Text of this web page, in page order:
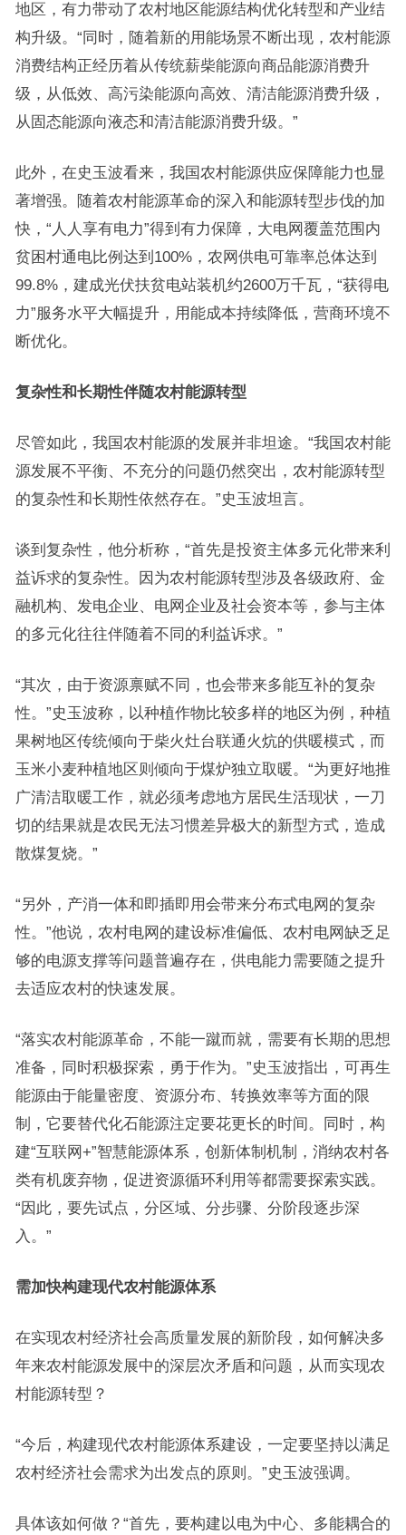
地区，有力带动了农村地区能源结构优化转型和产业结
构升级。“同时，随着新的用能场景不断出现，农村能源
消费结构正经历着从传统薪柴能源向商品能源消费升
级，从低效、高污染能源向高效、清洁能源消费升级，
从固态能源向液态和清洁能源消费升级。”
此外，在史玉波看来，我国农村能源供应保障能力也显
著增强。随着农村能源革命的深入和能源转型步伐的加
快，“人人享有电力”得到有力保障，大电网覆盖范围内
贫困村通电比例达到100%，农网供电可靠率总体达到
99.8%，建成光伏扶贫电站装机约2600万千瓦，“获得电
力”服务水平大幅提升，用能成本持续降低，营商环境不
断优化。
复杂性和长期性伴随农村能源转型
尽管如此，我国农村能源的发展并非坦途。“我国农村能
源发展不平衡、不充分的问题仍然突出，农村能源转型
的复杂性和长期性依然存在。”史玉波坦言。
谈到复杂性，他分析称，“首先是投资主体多元化带来利
益诉求的复杂性。因为农村能源转型涉及各级政府、金
融机构、发电企业、电网企业及社会资本等，参与主体
的多元化往往伴随着不同的利益诉求。”
“其次，由于资源禀赋不同，也会带来多能互补的复杂
性。”史玉波称，以种植作物比较多样的地区为例，种植
果树地区传统倾向于柴火灶台联通火炕的供暖模式，而
玉米小麦种植地区则倾向于煤炉独立取暖。“为更好地推
广清洁取暖工作，就必须考虑地方居民生活现状，一刀
切的结果就是农民无法习惯差异极大的新型方式，造成
散煤复烧。”
“另外，产消一体和即插即用会带来分布式电网的复杂
性。”他说，农村电网的建设标准偏低、农村电网缺乏足
够的电源支撑等问题普遍存在，供电能力需要随之提升
去适应农村的快速发展。
“落实农村能源革命，不能一蹴而就，需要有长期的思想
准备，同时积极探索，勇于作为。”史玉波指出，可再生
能源由于能量密度、资源分布、转换效率等方面的限
制，它要替代化石能源注定要花更长的时间。同时，构
建“互联网+”智慧能源体系，创新体制机制，消纳农村各
类有机废弃物，促进资源循环利用等都需要探索实践。
“因此，要先试点，分区域、分步骤、分阶段逐步深
入。”
需加快构建现代农村能源体系
在实现农村经济社会高质量发展的新阶段，如何解决多
年来农村能源发展中的深层次矛盾和问题，从而实现农
村能源转型？
“今后，构建现代农村能源体系建设，一定要坚持以满足
农村经济社会需求为出发点的原则。”史玉波强调。
具体该如何做？“首先，要构建以电为中心、多能耦合的